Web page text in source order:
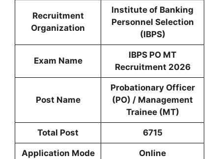
Recruitment
Organization
Institute of Banking
Personnel Selection
(IBPS)
Exam Name
IBPS PO MT
Recruitment 2026
Post Name
Probationary Officer
(PO) / Management
Trainee (MT)
Total Post 6715
Application Mode Online